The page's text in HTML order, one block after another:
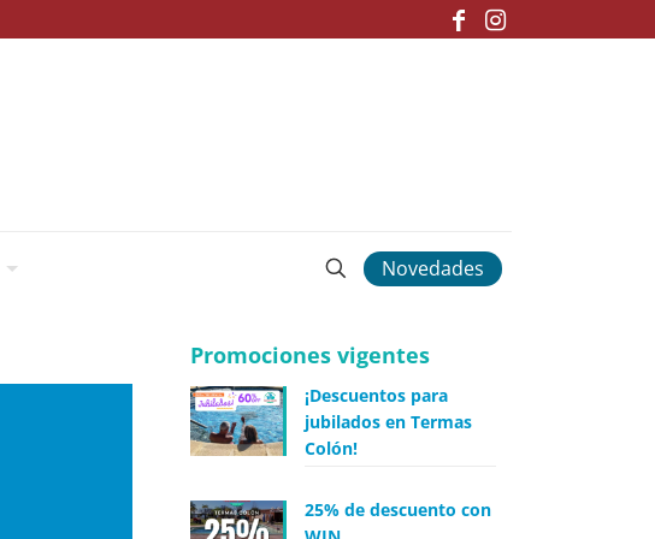
Novedades
Promociones vigentes
¡Descuentos para
jubilados en Termas
Colón!
25% de descuento con